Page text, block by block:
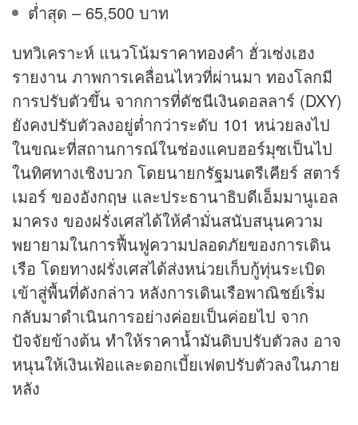
ต่ำสุด – 65,500 บาท
บทวิเคราะห์ แนวโน้มราคาทองคำ ฮั่วเซ่งเฮง
รายงาน ภาพการเคลื่อนไหวที่ผ่านมา ทองโลกมี
การปรับตัวขึ้น จากการที่ดัชนีเงินดอลลาร์ (DXY)
ยังคงปรับตัวลงอยู่ต่ำกว่าระดับ 101 หน่วยลงไป
ในขณะที่สถานการณ์ในช่องแคบฮอร์มุซเป็นไป
ในทิศทางเชิงบวก โดยนายกรัฐมนตรีเคียร์ สตาร์
เมอร์ ของอังกฤษ และประธานาธิบดีเอ็มมานูเอล
มาครง ของฝรั่งเศสได้ให้คำมั่นสนับสนุนความ
พยายามในการฟื้นฟูความปลอดภัยของการเดิน
เรือ โดยทางฝรั่งเศสได้ส่งหน่วยเก็บกู้ทุ่นระเบิด
เข้าสู่พื้นที่ดังกล่าว หลังการเดินเรือพาณิชย์เริ่ม
กลับมาดำเนินการอย่างค่อยเป็นค่อยไป จาก
ปัจจัยข้างต้น ทำให้ราคาน้ำมันดิบปรับตัวลง อาจ
หนุนให้เงินเฟ้อและดอกเบี้ยเฟดปรับตัวลงในภาย
หลัง